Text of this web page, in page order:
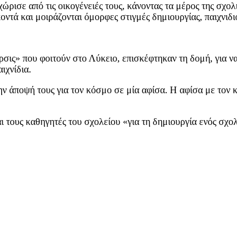
από τις οικογένειές τους, κάνοντας τα μέρος της
και μοιράζονται όμορφες στιγμές δημιουργίας,
που φοιτούν στο Λύκειο, επισκέφτηκαν τη δομή, για
άποψή τους για τον κόσμο σε μία αφίσα. Η αφίσα με
καθηγητές του σχολείου «για τη δημιουργία ενός